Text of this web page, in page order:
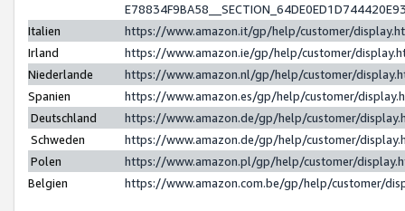
Italien
https://www.amazon.it/gp/help/customer/
Irland
https://www.amazon.ie/gp/help/customer/
Niederlande
https://www.amazon.nl/gp/help/customer/
Spanien
https://www.amazon.es/gp/help/customer/
Deutschland
https://www.amazon.de/gp/help/customer/
Schweden
https://www.amazon.de/gp/help/customer/
Polen
https://www.amazon.pl/gp/help/customer/
Belgien
https://www.amazon.com.be/gp/help/customer/